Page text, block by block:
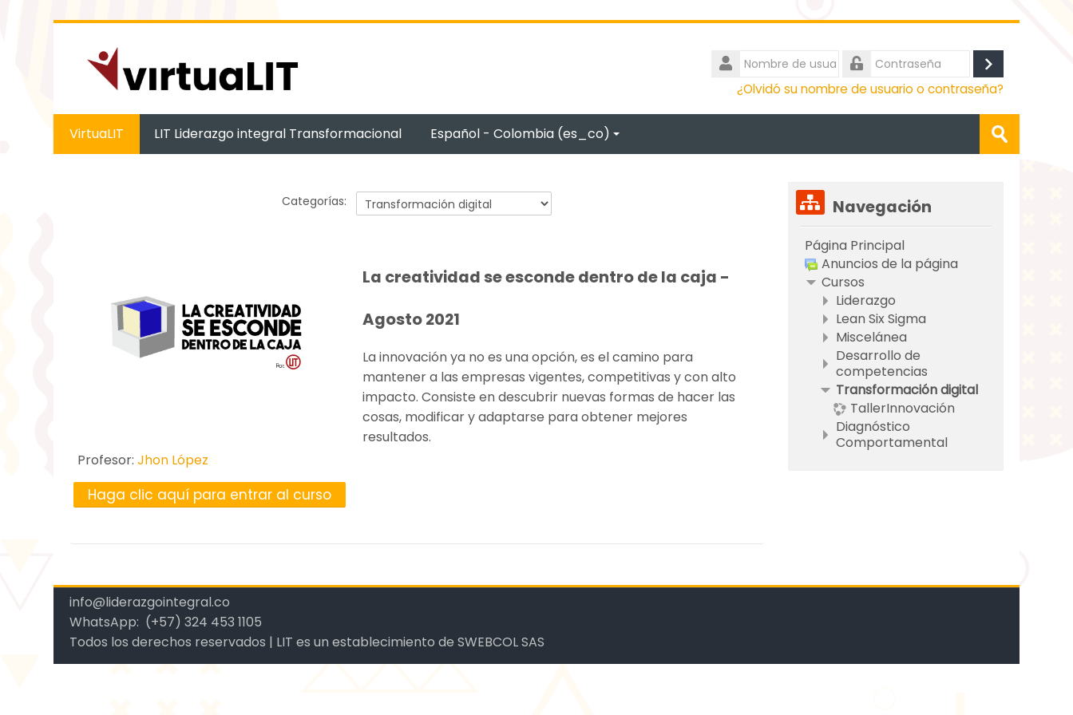
Nombre
de
usuario
Contraseña Acceder
¿Olvidó su nombre de usuario o contraseña?
VirtuaLIT LIT Liderazgo integral Transformacional Español - Colombia ‎(es_co)‎ Enviar
Categorías:
La creatividad se esconde dentro de la caja -
Agosto 2021
La innovación ya no es una opción, es el camino para
mantener a las empresas vigentes, competitivas y con alto
impacto. Consiste en descubrir nuevas formas de hacer las
cosas, modificar y adaptarse para obtener mejores
resultados.
Profesor:Jhon López
Haga clic aquí para entrar al curso
Saltar
NavegaciónNavegación
Página Principal
Anuncios de la página
Cursos
Liderazgo
Lean Six Sigma
Miscelánea
Desarrollo de
competencias
Transformación digital
TallerInnovación
Diagnóstico
Comportamental
info@liderazgointegral.co
WhatsApp: (+57) 324 453 1105
Todos los derechos reservados | LIT es un establecimiento de SWEBCOL SAS